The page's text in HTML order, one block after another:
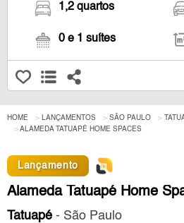
1,2 quartos
0 e 1 suítes
HOME LANÇAMENTOS SÃO PAULO
ALAMEDA TATUAPÉ HOME SPACES
Lançamento
Alameda Tatuapé Home
Tatuapé - São Paulo